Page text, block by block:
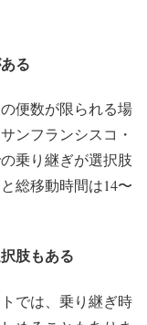
る
便数が限られる場
ンフランシスコ・
乗り継ぎが選択肢
総移動時間は14〜
肢もある
では、乗り継ぎ時